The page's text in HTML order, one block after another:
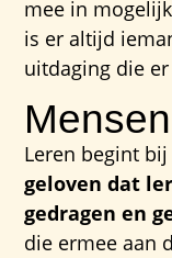
mee in
is er altijd
uitdaging die
Leren begint
geloven dat
gedragen en
die ermee aan